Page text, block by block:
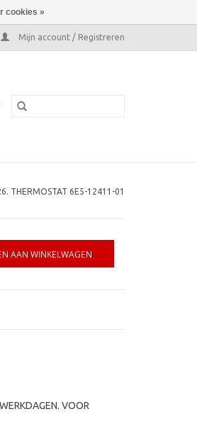
Mijn account / Registreren
THERMOSTAT 6E5-12411-01
AAN WINKELWAGEN
VOOR
cookies »